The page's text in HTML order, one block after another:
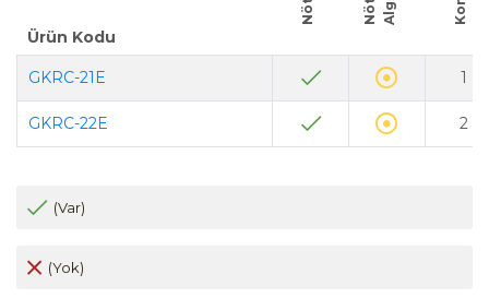
Ürün Kodu
GKRC-21E 1
GKRC-22E 2
(Var)
(Yok)